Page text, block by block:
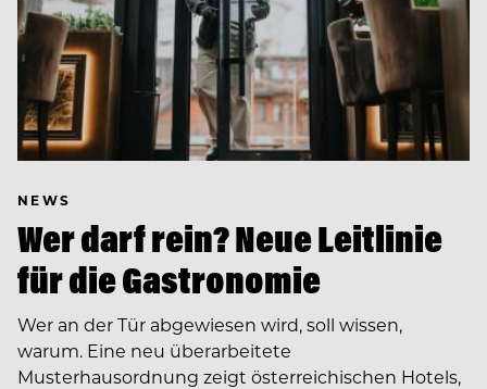
NEWS
Wer darf rein? Neue Leitlinie
für die Gastronomie
Wer an der Tür abgewiesen wird, soll wissen,
warum. Eine neu überarbeitete
Musterhausordnung zeigt österreichischen Hotels,